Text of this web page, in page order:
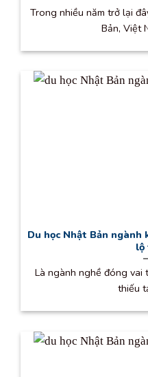
Trong nhiều năm trở lại
Bản, Việt
Du học Nhật Bản ngành
lộ
Là ngành nghề đóng
thiếu